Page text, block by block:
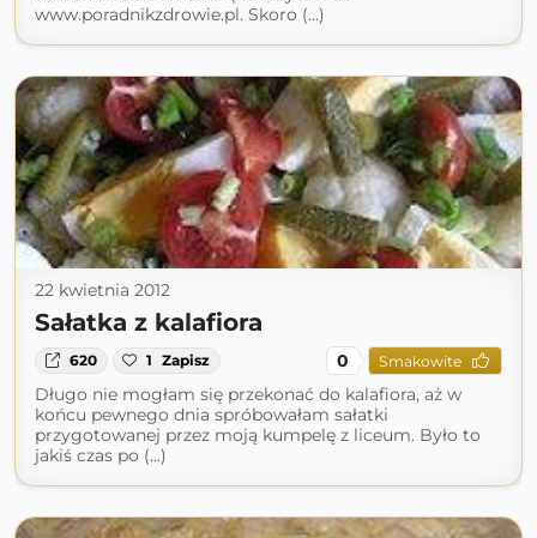
www.poradnikzdrowie.pl. Skoro (...)
22 kwietnia 2012
Sałatka z kalafiora
620 1 Zapisz 0 Smakowite
Długo nie mogłam się przekonać do kalafiora, aż w
końcu pewnego dnia spróbowałam sałatki
przygotowanej przez moją kumpelę z liceum. Było to
jakiś czas po (...)